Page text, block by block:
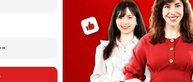
the region.
(Gia đình anh ấy sở hữu một trong
nhiều mỏ đồng phong phú.)